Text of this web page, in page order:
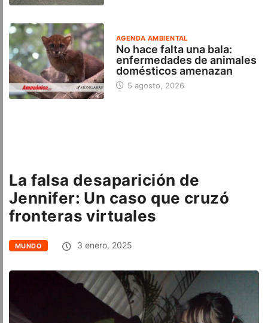
AGENDA AMBIENTAL
No hace falta una bala:
enfermedades de animales
domésticos amenazan
5 agosto, 2026
La falsa desaparición de
Jennifer: Un caso que cruzó
fronteras virtuales
MUNDO 3 enero, 2025